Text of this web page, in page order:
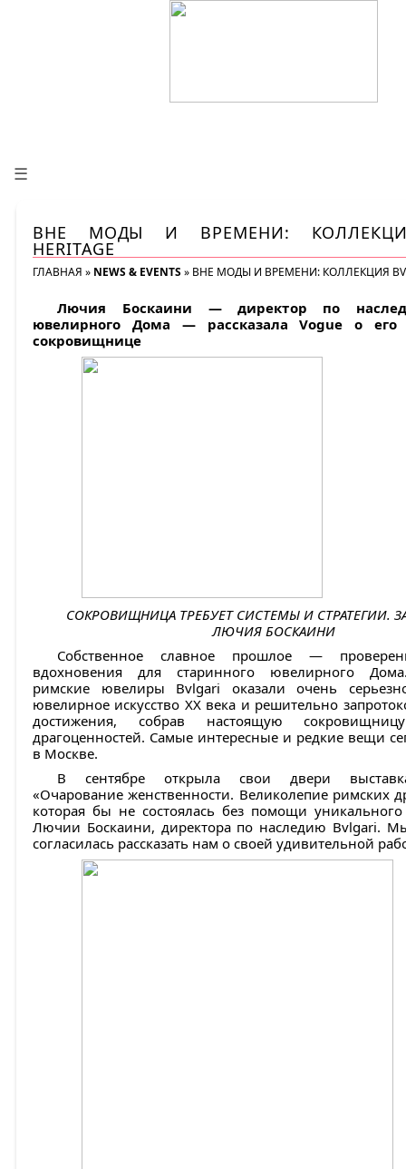
☰
ВНЕ МОДЫ И ВРЕМЕНИ: КОЛЛЕКЦИЯ
HERITAGE
ГЛАВНАЯ » NEWS & EVENTS » ВНЕ МОДЫ И ВРЕМЕНИ: КОЛЛЕКЦИЯ
Лючия Боскаини — директор по
ювелирного Дома — рассказала Vogue о его
сокровищнице
СОКРОВИЩНИЦА ТРЕБУЕТ СИСТЕМЫ И СТРАТЕГИИ.
ЛЮЧИЯ БОСКАИНИ
Собственное славное прошлое —
вдохновения для старинного ювелирного
римские ювелиры Bvlgari оказали очень
ювелирное искусство ХХ века и решительно
достижения, собрав настоящую
драгоценностей. Самые интересные и редкие вещи
в Москве.
В сентябре открыла свои двери выставка-
«Очарование женственности. Великолепие римских
которая бы не состоялась без помощи
Лючии Боскаини, директора по наследию Bvlgari.
согласилась рассказать нам о своей удивительной